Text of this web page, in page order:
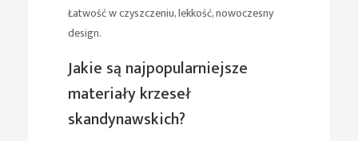
Łatwość w czyszczeniu, lekkość, nowoczesny
design.
Jakie są najpopularniejsze
materiały krzeseł
skandynawskich?